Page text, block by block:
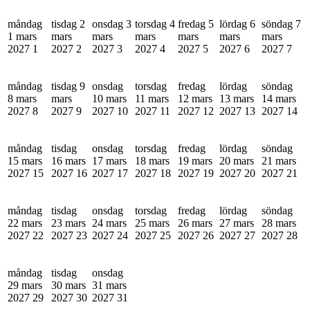
måndag
1 mars
2027 1
tisdag 2
mars
2027 2
onsdag 3
mars
2027 3
torsdag 4
mars
2027 4
fredag 5
mars
2027 5
lördag 6
mars
2027 6
söndag 7
mars
2027 7
måndag
8 mars
2027 8
tisdag 9
mars
2027 9
onsdag
10 mars
2027 10
torsdag
11 mars
2027 11
fredag
12 mars
2027 12
lördag
13 mars
2027 13
söndag
14 mars
2027 14
måndag
15 mars
2027 15
tisdag
16 mars
2027 16
onsdag
17 mars
2027 17
torsdag
18 mars
2027 18
fredag
19 mars
2027 19
lördag
20 mars
2027 20
söndag
21 mars
2027 21
måndag
22 mars
2027 22
tisdag
23 mars
2027 23
onsdag
24 mars
2027 24
torsdag
25 mars
2027 25
fredag
26 mars
2027 26
lördag
27 mars
2027 27
söndag
28 mars
2027 28
måndag
29 mars
2027 29
tisdag
30 mars
2027 30
onsdag
31 mars
2027 31